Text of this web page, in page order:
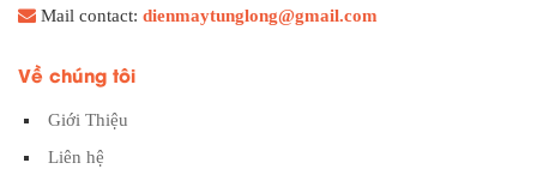
Mail contact: dienmaytunglong@gmail.com
Về chúng tôi
Giới Thiệu
Liên hệ